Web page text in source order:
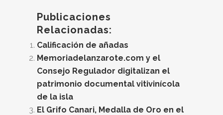
Publicaciones
Relacionadas:
Calificación de añadas
Memoriadelanzarote.com y el
Consejo Regulador digitalizan el
patrimonio documental vitivinícola
de la isla
El Grifo Canari, Medalla de Oro en el